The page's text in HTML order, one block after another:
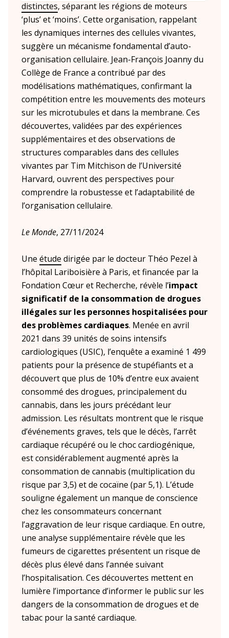
distinctes, séparant les régions de moteurs
‘plus’ et ‘moins’. Cette organisation, rappelant
les dynamiques internes des cellules vivantes,
suggère un mécanisme fondamental d’auto-
organisation cellulaire. Jean-François Joanny du
Collège de France a contribué par des
modélisations mathématiques, confirmant la
compétition entre les mouvements des moteurs
sur les microtubules et dans la membrane. Ces
découvertes, validées par des expériences
supplémentaires et des observations de
structures comparables dans des cellules
vivantes par Tim Mitchison de l’Université
Harvard, ouvrent des perspectives pour
comprendre la robustesse et l’adaptabilité de
l’organisation cellulaire.
Le Monde, 27/11/2024
Une étude dirigée par le docteur Théo Pezel à
l’hôpital Lariboisière à Paris, et financée par la
Fondation Cœur et Recherche, révèle l’impact
significatif de la consommation de drogues
illégales sur les personnes hospitalisées pour
des problèmes cardiaques. Menée en avril
2021 dans 39 unités de soins intensifs
cardiologiques (USIC), l’enquête a examiné 1 499
patients pour la présence de stupéfiants et a
découvert que plus de 10% d’entre eux avaient
consommé des drogues, principalement du
cannabis, dans les jours précédant leur
admission. Les résultats montrent que le risque
d’événements graves, tels que le décès, l’arrêt
cardiaque récupéré ou le choc cardiogénique,
est considérablement augmenté après la
consommation de cannabis (multiplication du
risque par 3,5) et de cocaïne (par 5,1). L’étude
souligne également un manque de conscience
chez les consommateurs concernant
l’aggravation de leur risque cardiaque. En outre,
une analyse supplémentaire révèle que les
fumeurs de cigarettes présentent un risque de
décès plus élevé dans l’année suivant
l’hospitalisation. Ces découvertes mettent en
lumière l’importance d’informer le public sur les
dangers de la consommation de drogues et de
tabac pour la santé cardiaque.